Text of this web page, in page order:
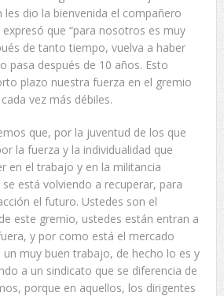
les dio la bienvenida el compañero
que “para nosotros es muy
de tanto tiempo, vuelva a haber
pasa después de 10 años. Esto
plazo nuestra fuerza en el gremio
vez más débiles.
que, por la juventud de los que
la fuerza y la individualidad que
en el trabajo y en la militancia
está volviendo a recuperar, para
el futuro. Ustedes son el
este gremio, ustedes están entran a
y por como está el mercado
un muy buen trabajo, de hecho lo es y
a un sindicato que se diferencia de
porque en aquellos, los dirigentes